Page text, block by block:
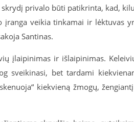
privalo būti patikrinta, kad,
įranga veikia tinkamai ir lėktuvas
Santinas.
įlaipinimas ir išlaipinimas.
sveikinasi, bet tardami
kiekvieną žmogų,